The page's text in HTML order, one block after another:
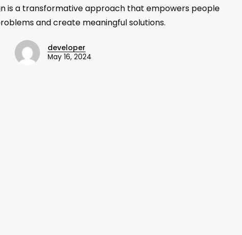
is a transformative approach that empowers people
and create meaningful solutions.
developer
May 16, 2024